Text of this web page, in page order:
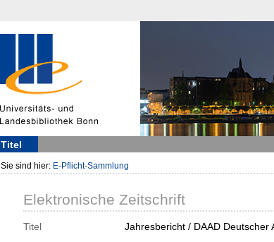
Titel
Sie sind hier: E-Pflicht-Sammlung
Elektronische Zeitschrift
Titel
Jahresbericht / DAAD Deutscher